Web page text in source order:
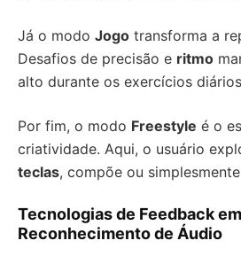
Já o modo Jogo transforma a
Desafios de precisão e ritmo
alto durante os exercícios
Por fim, o modo Freestyle é o
criatividade. Aqui, o usuário
teclas, compõe ou
Tecnologias de Feedback
Reconhecimento de Áudio